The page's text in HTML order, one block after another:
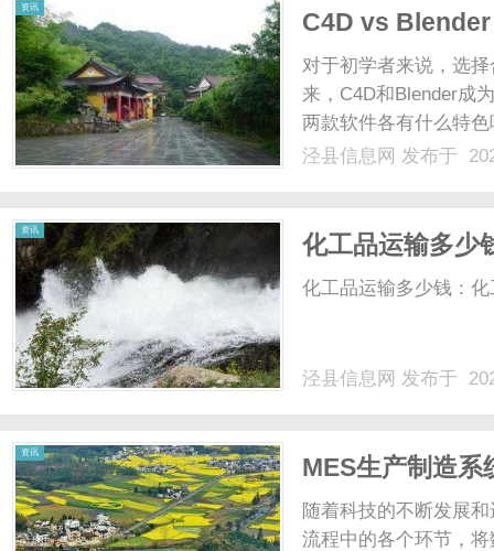
资讯
C4D vs Blender
对于初学者来说，选
来，C4D和Blender成
两款软件各有什么特
泾县信息网 发布于
资讯
化工品运输多少
因素
化工品运输多少钱：
泾县信息网 发布于
资讯
MES生产制造系
随着科技的不断发展
流程中的各个环节，